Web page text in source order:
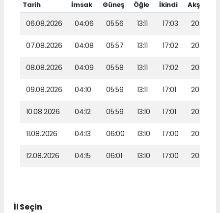
Tarih İmsak Güneş Öğle İkindi Akşam
06.08.2026 04:06 05:56 13:11 17:03 20:16
07.08.2026 04:08 05:57 13:11 17:02 20:15
08.08.2026 04:09 05:58 13:11 17:02 20:13
09.08.2026 04:10 05:59 13:11 17:01 20:12
10.08.2026 04:12 05:59 13:10 17:01 20:11
11.08.2026 04:13 06:00 13:10 17:00 20:10
12.08.2026 04:15 06:01 13:10 17:00 20:08
İl Seçin